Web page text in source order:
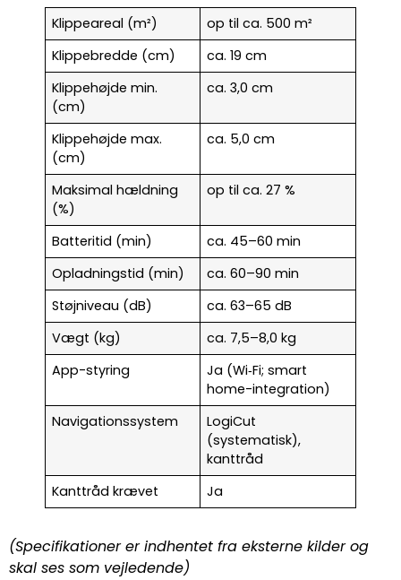
Klippeareal (m²)
op til ca. 500 m²
Klippebredde (cm)
ca. 19 cm
Klippehøjde min.
(cm)
ca. 3,0 cm
Klippehøjde max.
(cm)
ca. 5,0 cm
Maksimal hældning
(%)
op til ca. 27 %
Batteritid (min)
ca. 45–60 min
Opladningstid (min)
ca. 60–90 min
Støjniveau (dB)
ca. 63–65 dB
Vægt (kg)
ca. 7,5–8,0 kg
App-styring
Ja (Wi‑Fi; smart
home-integration)
Navigationssystem
LogiCut
(systematisk),
kanttråd
Kanttråd krævet
Ja
(Specifikationer er indhentet fra eksterne kilder og
skal ses som vejledende)